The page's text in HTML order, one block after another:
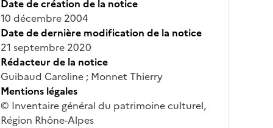
Date de création de la notice
10 décembre 2004
Date de dernière modification de la notice
21 septembre 2020
Rédacteur de la notice
Guibaud Caroline ; Monnet Thierry
Mentions légales
© Inventaire général du patrimoine culturel,
Région Rhône-Alpes